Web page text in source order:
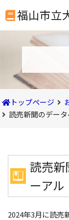
へ
移
動
福山市立
トップページ
読売新聞のデー
読売新
ーアル
2024年3月に読売